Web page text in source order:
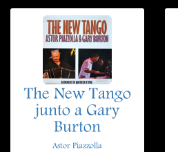
The New Tango
junto a Gary
Burton
Astor Piazzolla